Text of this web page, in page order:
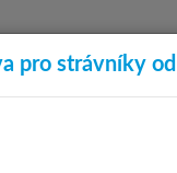
Pradědem, okres
pro strávníky